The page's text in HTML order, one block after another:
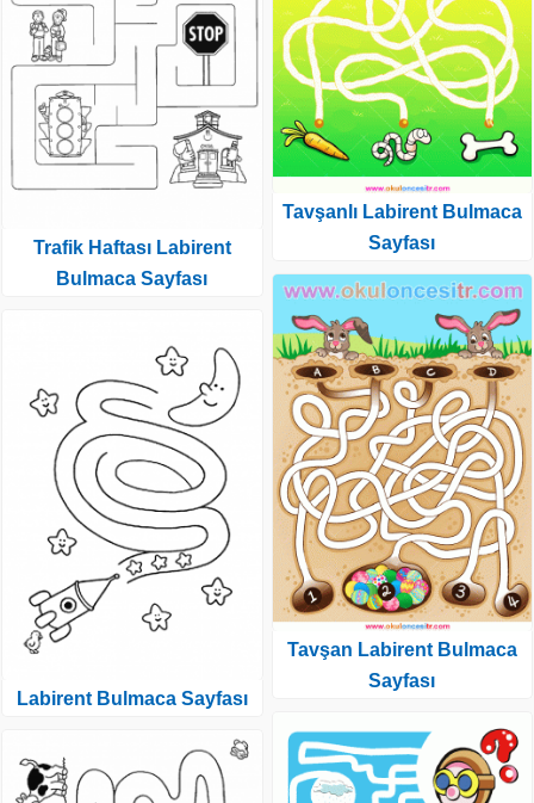
Trafik Haftası Labirent
Bulmaca Sayfası
Labirent Bulmaca Sayfası
Tavşanlı Labirent Bulmaca
Sayfası
Tavşan Labirent Bulmaca
Sayfası